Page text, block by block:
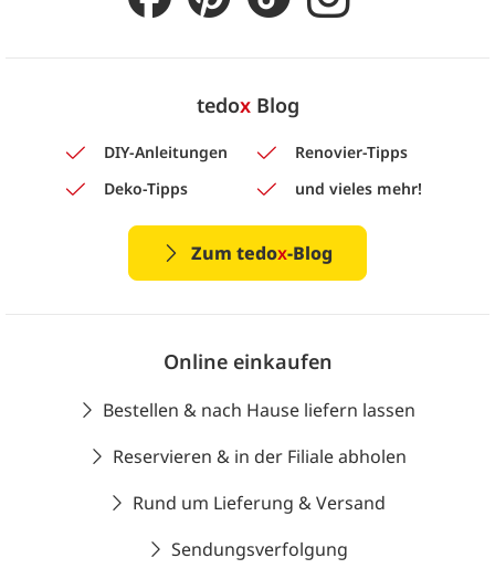
tedoxBlog
DIY-Anleitungen
Renovier-Tipps
Deko-Tipps
und vieles mehr!
Zum tedox-Blog
Online einkaufen
Bestellen & nach Hause liefern lassen
Reservieren & in der Filiale abholen
Rund um Lieferung & Versand
Sendungsverfolgung